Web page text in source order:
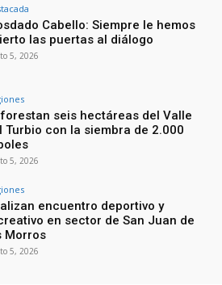
Cabello: Siempre le hemos
las puertas al diálogo
5, 2026
seis hectáreas del Valle
Turbio con la siembra de 2.000
5, 2026
encuentro deportivo y
en sector de San Juan de
Morros
5, 2026